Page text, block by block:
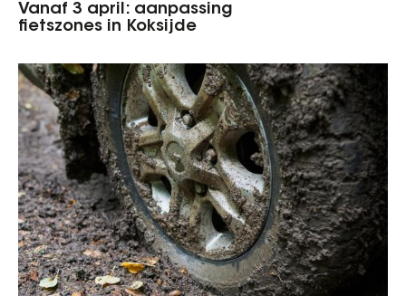
Vanaf 3 april: aanpassing
fietszones in Koksijde